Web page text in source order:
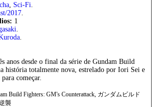
Sci-Fi
2017
1
anos desde o final da série de Gundam Build
história totalmente nova, estrelado por Iori Sei e
começar.
Build Fighters: GM's Counterattack, ガンダムビルド
襲